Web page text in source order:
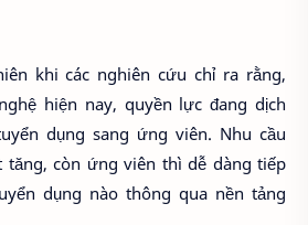
khi các nghiên cứu chỉ ra rằng,
hiện nay, quyền lực đang dịch
dụng sang ứng viên. Nhu cầu
tăng, còn ứng viên thì dễ dàng tiếp
dụng nào thông qua nền tảng